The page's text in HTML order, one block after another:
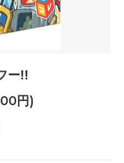
ー!!
円)